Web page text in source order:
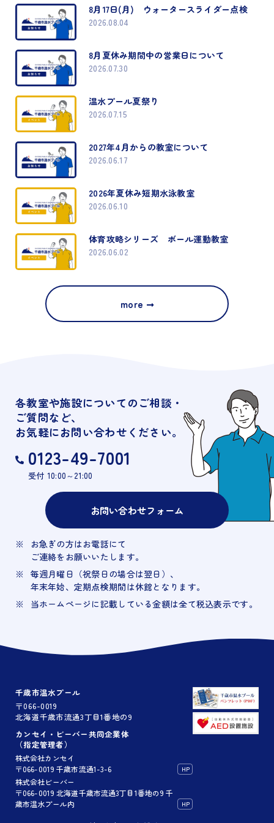
8月17日(月) ウォータースライダー点検
2026.08.04
8月夏休み期間中の営業日について
2026.07.30
温水プール夏祭り
2026.07.15
2027年4月からの教室について
2026.06.17
2026年夏休み短期水泳教室
2026.06.10
体育攻略シリーズ ボール運動教室
2026.06.02
more
各教室や施設についてのご相談・
ご質問など、
お気軽にお問い合わせください。
0123-49-7001
受付 10:00～21:00
お問い合わせフォーム
お急ぎの方はお電話にて
ご連絡をお願いいたします。
毎週月曜日（祝祭日の場合は翌日）、
年末年始、定期点検期間は休館となります。
当ホームページに記載している金額は全て税込表示です。
千歳市温水プール
〒066-0019
北海道千歳市流通3丁目1番地の9
カンセイ・ビーバー共同企業体
（指定管理者）
株式会社カンセイ
〒066-0019 千歳市流通1-3-6
HP
株式会社ビーバー
〒066-0019 北海道千歳市流通3丁目1番地の9 千
歳市温水プール内
HP